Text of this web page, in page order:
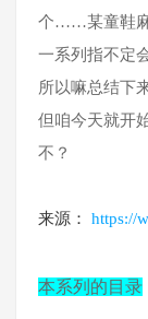
个……某童鞋麻
一系列指不定
所以嘛总结下
但咱今天就开
不？
来源： https://
本系列的目录